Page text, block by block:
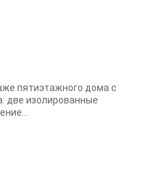
пятиэтажного дома с
две изолированные